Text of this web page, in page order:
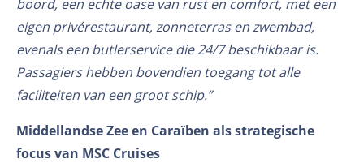
boord, een echte oase van rust en comfort, met een
eigen privérestaurant, zonneterras en zwembad,
evenals een butlerservice die 24/7 beschikbaar is.
Passagiers hebben bovendien toegang tot alle
faciliteiten van een groot schip.”
Middellandse Zee en Caraïben als strategische
focus van MSC Cruises